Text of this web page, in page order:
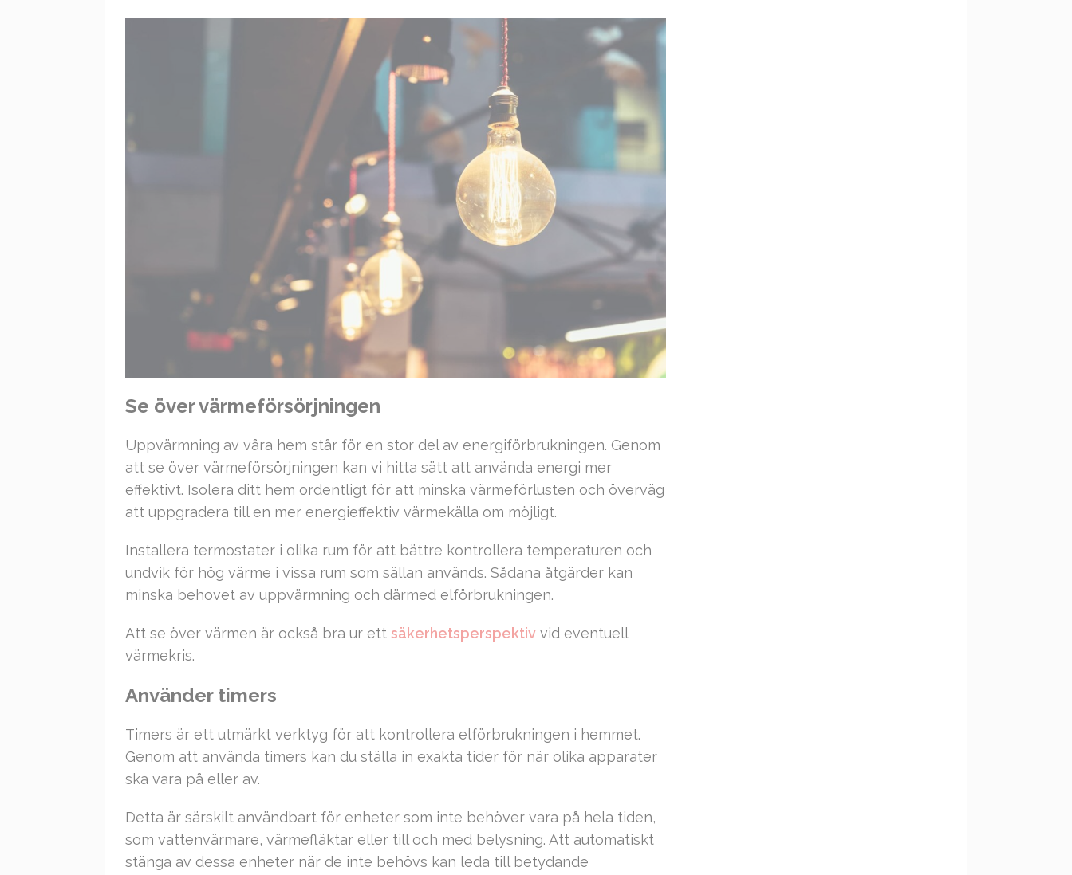
Se över värmeförsörjningen
Uppvärmning av våra hem står för en stor del av energiförbrukningen. Genom
att se över värmeförsörjningen kan vi hitta sätt att använda energi mer
effektivt. Isolera ditt hem ordentligt för att minska värmeförlusten och överväg
att uppgradera till en mer energieffektiv värmekälla om möjligt.
Installera termostater i olika rum för att bättre kontrollera temperaturen och
undvik för hög värme i vissa rum som sällan används. Sådana åtgärder kan
minska behovet av uppvärmning och därmed elförbrukningen.
Att se över värmen är också bra ur ett säkerhetsperspektiv vid eventuell
värmekris.
Använder timers
Timers är ett utmärkt verktyg för att kontrollera elförbrukningen i hemmet.
Genom att använda timers kan du ställa in exakta tider för när olika apparater
ska vara på eller av.
Detta är särskilt användbart för enheter som inte behöver vara på hela tiden,
som vattenvärmare, värmefläktar eller till och med belysning. Att automatiskt
stänga av dessa enheter när de inte behövs kan leda till betydande